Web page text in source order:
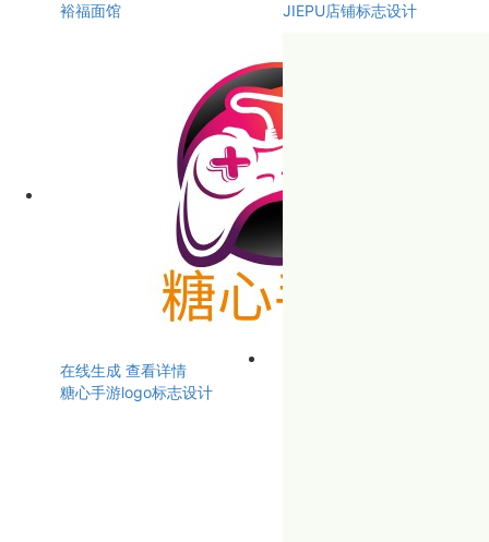
裕福面馆
JIEPU店铺标志设计
在线生成 查看详情
糖心手游logo标志设计